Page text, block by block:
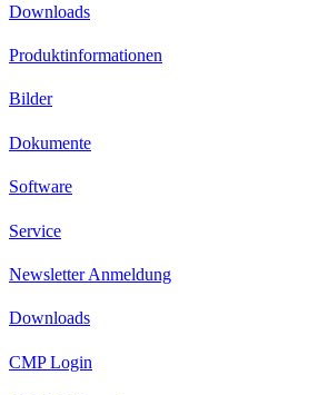
Downloads
Produktinformationen
Bilder
Dokumente
Software
Service
Newsletter Anmeldung
Downloads
CMP Login